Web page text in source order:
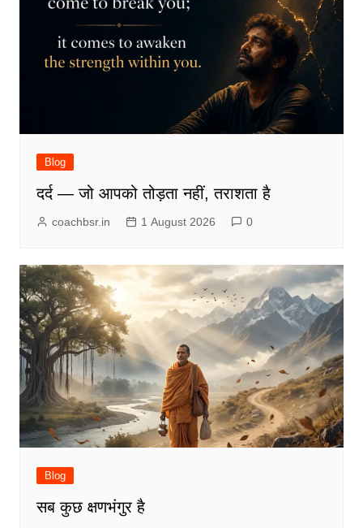
Blog
दर्द — जो आपको तोड़ता नहीं, तराशता है
coachbsr.in 1 August 2026 0
Blog
सब कुछ क्षणभंगुर है